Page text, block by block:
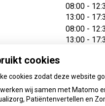
08:00 tot
-
13:00 tot
-
08:00 tot
-
13:00 tot
-
cookies
cookies zodat deze website
wij samen met Matomo
Patiëntenvertellen en